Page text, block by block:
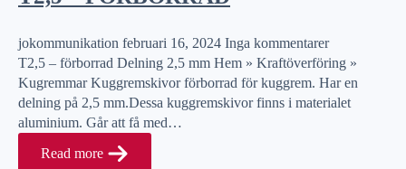
jokommunikation februari 16, 2024 Inga kommentarer
T2,5 – förborrad Delning 2,5 mm Hem » Kraftöverföring »
Kugremmar Kuggremskivor förborrad för kuggrem. Har en
delning på 2,5 mm.Dessa kuggremskivor finns i materialet
aluminium. Går att få med…
Read more